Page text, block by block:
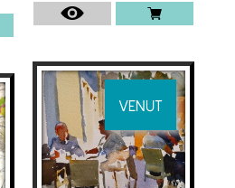
VENUT